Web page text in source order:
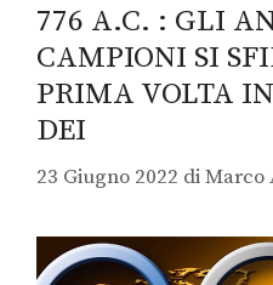
776 A.C. : GLI
CAMPIONI SI
PRIMA VOLTA
DEI
23 Giugno 2022 diMarco